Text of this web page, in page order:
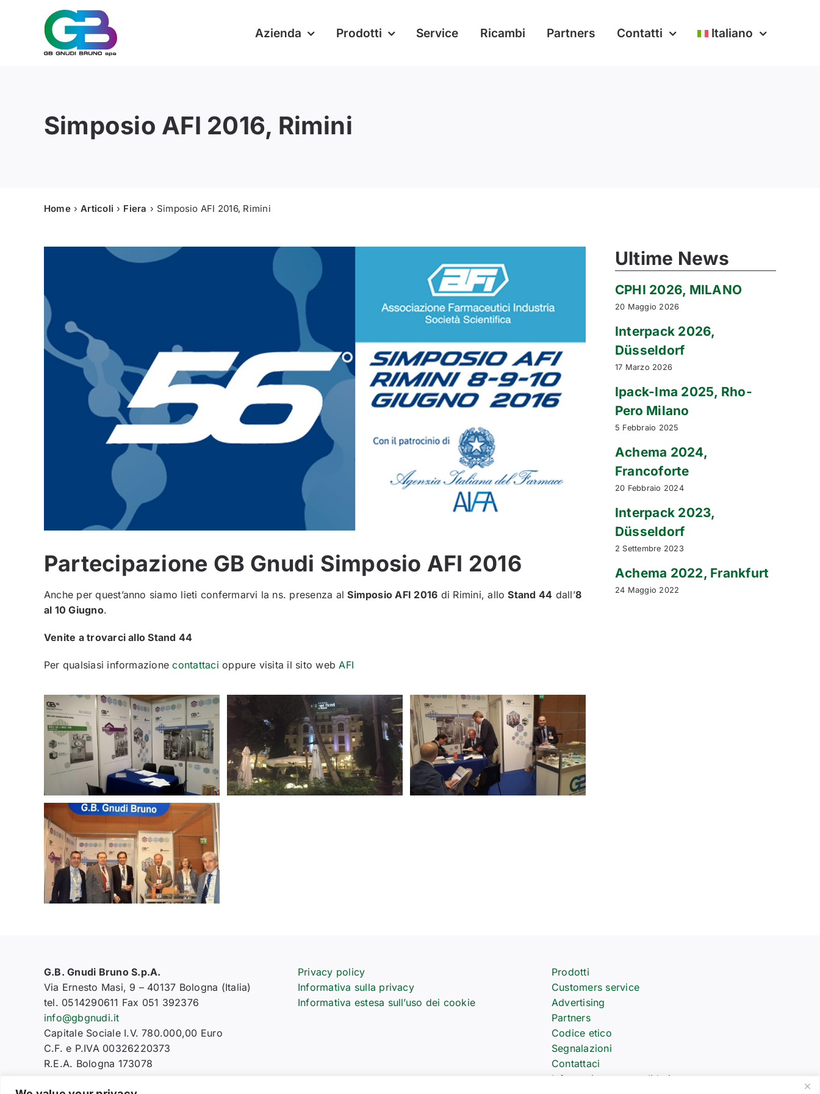
Azienda Prodotti Service Ricambi Partners Contatti Italiano
Simposio AFI 2016, Rimini
Home Articoli Fiera Simposio AFI 2016, Rimini
Partecipazione GB Gnudi Simposio AFI 2016
Anche per quest’anno siamo lieti confermarvi la ns. presenza alSimposio AFI 2016 di Rimini, alloStand 44 dall’8
al 10 Giugno.
Venite a trovarci allo Stand 44
Per qualsiasi informazionecontattaci oppure visita il sito web AFI
Ultime News
CPHI 2026, MILANO
20 Maggio 2026
Interpack 2026,
Düsseldorf
17 Marzo 2026
Ipack-Ima 2025, Rho-
Pero Milano
5 Febbraio 2025
Achema 2024,
Francoforte
20 Febbraio 2024
Interpack 2023,
Düsseldorf
2 Settembre 2023
Achema 2022, Frankfurt
24 Maggio 2022
G.B. Gnudi Bruno S.p.A.
Via Ernesto Masi, 9 – 40137 Bologna (Italia)
tel. 0514290611 Fax 051 392376
info@gbgnudi.it
Capitale Sociale I.V. 780.000,00 Euro
C.F. e P.IVA 00326220373
R.E.A. Bologna 173078
Privacy policy
Informativa sulla privacy
Informativa estesa sull’uso dei cookie
Prodotti
Customers service
Advertising
Partners
Codice etico
Segnalazioni
Contattaci
Informativa per candidati